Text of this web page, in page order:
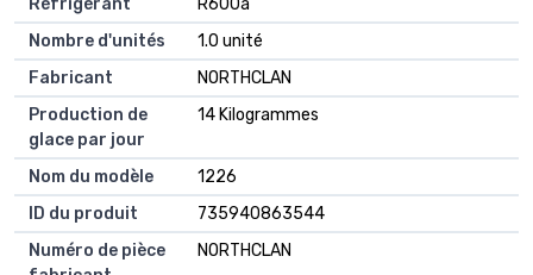
Réfrigérant
R600a
Nombre d'unités
1.0 unité
Fabricant
NORTHCLAN
Production de
glace par jour
14 Kilogrammes
Nom du modèle
1226
ID du produit
735940863544
Numéro de pièce
NORTHCLAN